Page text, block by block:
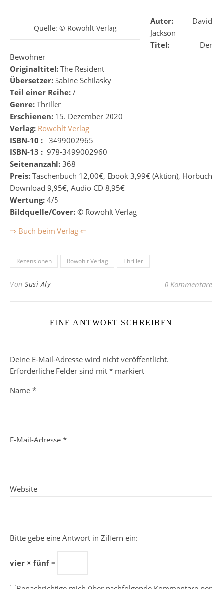
Quelle: © Rowohlt Verlag
Autor: David
Jackson
Titel: Der
Bewohner
Originaltitel: The Resident
Übersetzer: Sabine Schilasky
Teil einer Reihe: /
Genre: Thriller
Erschienen: 15. Dezember 2020
Verlag: Rowohlt Verlag
ISBN-10 : 3499002965
ISBN-13 : 978-3499002960
Seitenanzahl: 368
Preis: Taschenbuch 12,00€, Ebook 3,99€ (Aktion), Hörbuch
Download 9,95€, Audio CD 8,95€
Wertung: 4/5
Bildquelle/Cover: © Rowohlt Verlag
⇒ Buch beim Verlag ⇐
Rezensionen Rowohlt Verlag Thriller
Von Susi Aly 0 Kommentare
EINE ANTWORT SCHREIBEN
Deine E-Mail-Adresse wird nicht veröffentlicht.
Erforderliche Felder sind mit * markiert
Name *
E-Mail-Adresse *
Website
Bitte gebe eine Antwort in Ziffern ein:
vier × fünf =